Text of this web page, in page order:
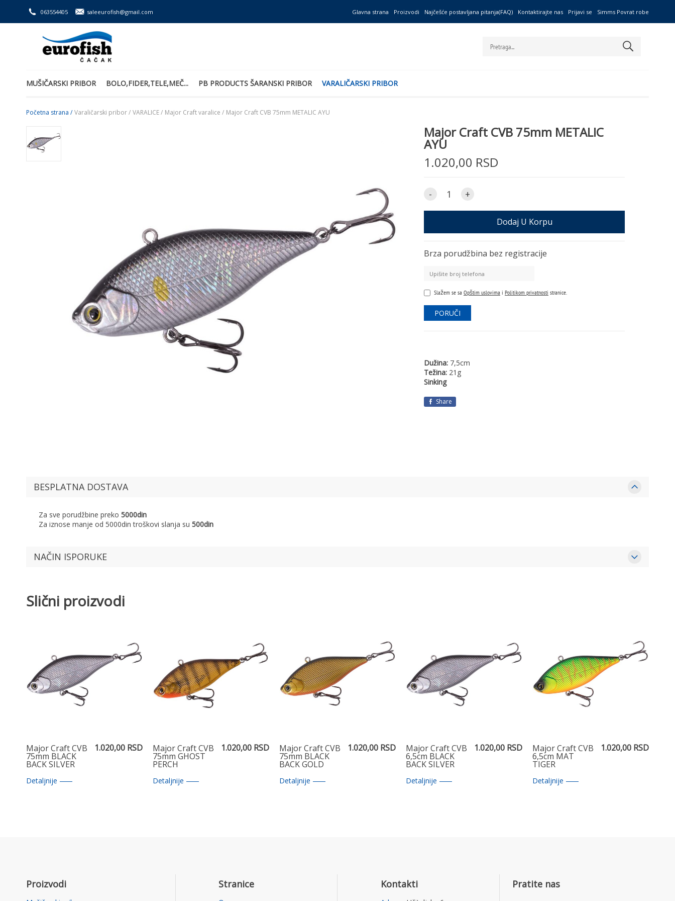
063554405 saleeurofish@gmail.com Glavna strana Proizvodi Najčešće postavljana pitanja(FAQ) Kontaktirajte nas Prijavi se Simms Povrat robe
MUŠIČARSKI PRIBOR BOLO,FIDER,TELE,MEČ... PB PRODUCTS ŠARANSKI PRIBOR VARALIČARSKI PRIBOR
Početna strana / Varaličarski pribor / VARALICE / Major Craft varalice / Major Craft CVB 75mm METALIC AYU
Major Craft CVB 75mm METALIC
AYU
1.020,00 RSD
- +
Dodaj U Korpu
Brza porudžbina bez registracije
Slažem se sa Opštim uslovima i Politikom privatnosti stranice.
Dužina: 7,5cm
Težina: 21g
Sinking
Share
BESPLATNA DOSTAVA
Za sve porudžbine preko 5000din
Za iznose manje od 5000din troškovi slanja su 500din
NAČIN ISPORUKE
Slični proizvodi
Major Craft CVB
75mm BLACK
BACK SILVER
1.020,00 RSD
Detaljnije
Major Craft CVB
75mm GHOST
PERCH
1.020,00 RSD
Detaljnije
Major Craft CVB
75mm BLACK
BACK GOLD
1.020,00 RSD
Detaljnije
Major Craft CVB
6,5cm BLACK
BACK SILVER
1.020,00 RSD
Detaljnije
Major Craft CVB
6,5cm MAT
TIGER
1.020,00 RSD
Detaljnije
Proizvodi Stranice Kontakti Pratite nas